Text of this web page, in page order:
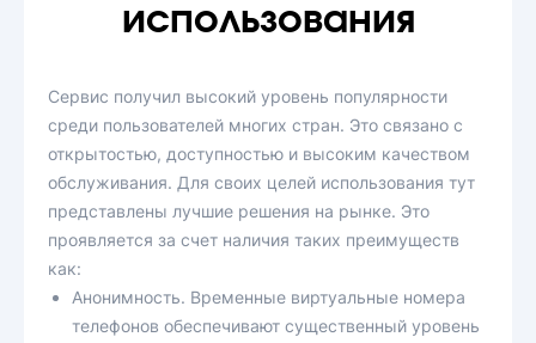
использования
Сервис получил высокий уровень популярности
среди пользователей многих стран. Это связано с
открытостью, доступностью и высоким качеством
обслуживания. Для своих целей использования тут
представлены лучшие решения на рынке. Это
проявляется за счет наличия таких преимуществ
как:
Анонимность. Временные виртуальные номера
телефонов обеспечивают существенный уровень